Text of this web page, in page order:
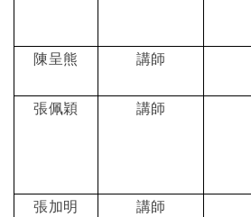
陳呈熊 講師
張佩穎 講師
張加明 講師